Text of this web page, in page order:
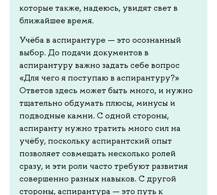
которые также, надеюсь, увидят свет в
ближайшее время.
Учёба в аспирантуре — это осознанный
выбор. До подачи документов в
аспирантуру важно задать себе вопрос
«Для чего я поступаю в аспирантуру?»
Ответов здесь может быть много, и нужно
тщательно обдумать плюсы, минусы и
подводные камни. С одной стороны,
аспиранту нужно тратить много сил на
учёбу, поскольку аспирантский опыт
позволяет совмещать несколько ролей
сразу, и эти роли часто требуют развития
совершенно разных навыков. С другой
стороны, аспирантура — это путь к